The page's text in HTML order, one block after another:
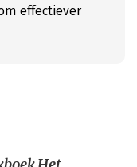
effectiever